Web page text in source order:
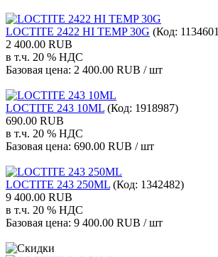
LOCTITE 2422 HI TEMP 30G (Код: 1134601
2 400.00 RUB
в т.ч. 20 % НДС
Базовая цена: 2 400.00 RUB / шт
LOCTITE 243 10ML (Код: 1918987)
690.00 RUB
в т.ч. 20 % НДС
Базовая цена: 690.00 RUB / шт
LOCTITE 243 250ML (Код: 1342482)
9 400.00 RUB
в т.ч. 20 % НДС
Базовая цена: 9 400.00 RUB / шт